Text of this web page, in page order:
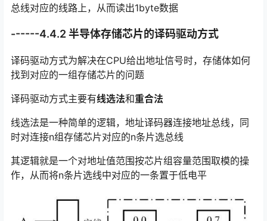
总线对应的线路上，从而读出1byte数据
------4.4.2 半导体存储芯片的译码驱动方式
译码驱动方式为解决在CPU给出地址信号时，存储体如何
找到对应的一组存储芯片的问题
译码驱动方式主要有线选法和重合法
线选法是一种简单的逻辑，地址译码器连接地址总线，同
时对连接n组存储芯片对应的n条片选总线
其逻辑就是一个对地址值范围按芯片组容量范围取模的操
作，从而将n条片选线中对应的一条置于低电平